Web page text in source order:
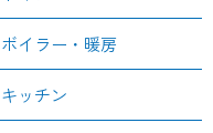
ボイラー・暖房
キッチン